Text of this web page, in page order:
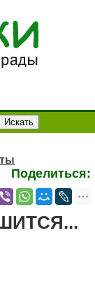
Поделиться: